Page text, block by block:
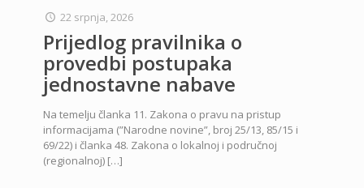
22 srpnja, 2026
Prijedlog pravilnika o
provedbi postupaka
jednostavne nabave
Na temelju članka 11. Zakona o pravu na pristup
informacijama (”Narodne novine”, broj 25/13, 85/15 i
69/22) i članka 48. Zakona o lokalnoj i područnoj
(regionalnoj) […]